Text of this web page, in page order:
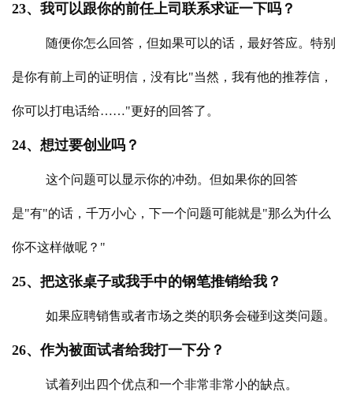
23、我可以跟你的前任上司 联系求证一下吗？
随便你怎么回答，但如果可以的话，最好答应。特别
是你有前上司的证明信，没有比"当然，我有他的推荐信，
你可以打电话给……"更好的回答了。
24、想过要创业吗？
这个问题可以显示你的冲劲。但如果你的回答
是"有"的话，千万小心，下一个问题可能就是"那么为什么
你不这样做呢？"
25、把这张桌子或我手中的钢笔推销给我？
如果应聘销售或者市场之类的职务会碰到这类问题。
26、作为被面试者给我打一下分？
试着列出四个优点和一个非常非常小的缺点。